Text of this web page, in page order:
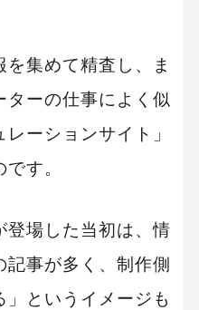
集めて精査し、ま
ターの仕事によく似
ーションサイト」
す。
登場した当初は、情
記事が多く、制作側
」というイメージも